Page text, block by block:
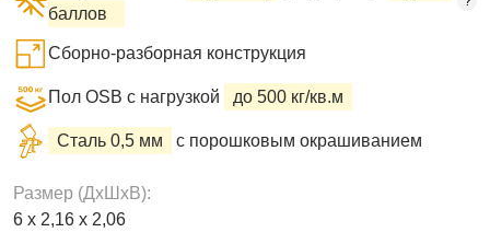
баллов
Сборно-разборная конструкция
Пол OSB с нагрузкой до 500 кг/кв.м
Сталь 0,5 мм с порошковым окрашиванием
Размер (ДxШxВ):
6 х 2,16 х 2,06